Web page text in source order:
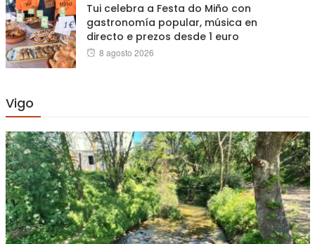
Tui celebra a Festa do Miño con
gastronomía popular, música en
directo e prezos desde 1 euro
Posted
8 agosto 2026
Vigo